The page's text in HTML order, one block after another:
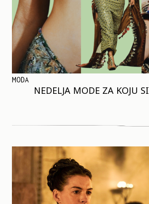
MODA
NEDELJA MODE ZA KOJU